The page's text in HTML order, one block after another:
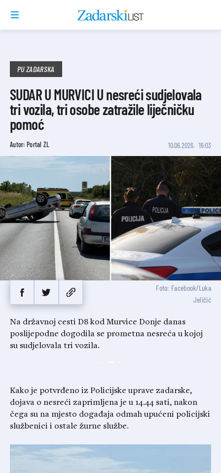
PU ZADARSKA
SUDAR U MURVICI U nesreći sudjelovala
tri vozila, tri osobe zatražile liječničku
pomoć
Autor: Portal ZL 10.06.2026. 16:03
Foto: Facebook/Luka
Jeličić
Na državnoj cesti D8 kod Murvice Donje danas
poslijepodne dogodila se prometna nesreća u kojoj
su sudjelovala tri vozila.
Kako je potvrđeno iz Policijske uprave zadarske,
dojava o nesreći zaprimljena je u 14.44 sati, nakon
čega su na mjesto događaja odmah upućeni policijski
službenici i ostale žurne službe.